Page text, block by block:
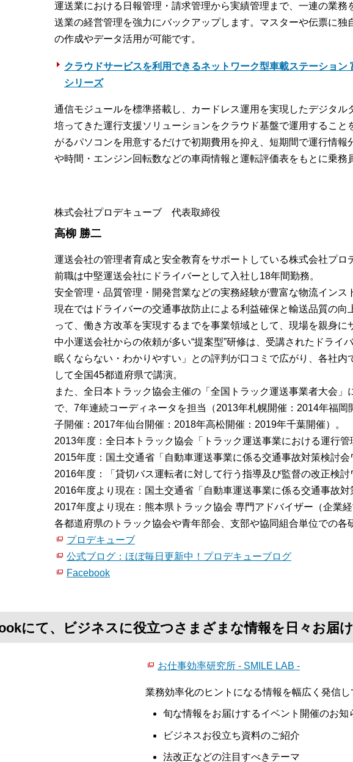
運送業における日報管理・請求管理から実績管理まで、一連の業務
送業の経営管理を強力にバックアップします。マスターや伝票に独
の作成やデータ活用が可能です。
クラウドサービスを利用できるネットワーク型車載ステーション
シリーズ
通信モジュールを標準搭載し、カードレス運用を実現したデジタル
培ってきた運行支援ソリューションをクラウド基盤で運用すること
がるパソコンを用意するだけで初期費用を抑え、短期間で運行情
や時間・エンジン回転数などの車両情報と運転評価表をもとに乗務
株式会社プロデキューブ 代表取締役
高柳 勝二
運送会社の管理者育成と安全教育をサポートしている株式会社プロ
前職は中堅運送会社にドライバーとして入社し18年間勤務。
安全管理・品質管理・開発営業などの実務経験が豊富な物流インス
現在ではドライバーの交通事故防止による利益確保と輸送品質の向
って、働き方改革を実現するまでを事業領域として、現場を親身に
中小運送会社からの依頼が多い“提案型”研修は、受講されたドライ
眠くならない・わかりやすい」との評判が口コミで広がり、各社内
して全国45都道府県で講演。
また、全日本トラック協会主催の「全国トラック運送事業者大会
で、7年連続コーディネータを担当（2013年札幌開催：2014年福
子開催：2017年仙台開催：2018年高松開催：2019年千葉開催）。
2013年度：全日本トラック協会「トラック運送事業における運行
2015年度：国土交通省「自動車運送事業に係る交通事故対策検討
2016年度：「貸切バス運転者に対して行う指導及び監督の改正検
2016年度より現在：国土交通省「自動車運送事業に係る交通事故
2017年度より現在：熊本県トラック協会 専門アドバイザー（企業
各都道府県のトラック協会や青年部会、支部や協同組合単位での各
プロデキューブ
公式ブログ：ほぼ毎日更新中！プロデキューブログ
Facebook
にて、ビジネスに役立つさまざまな情報を日々お届
お仕事効率研究所 - SMILE LAB -
業務効率化のヒントになる情報を幅広く発信
旬な情報をお届けするイベント開催のお知
ビジネスお役立ち資料のご紹介
法改正などの注目すべきテーマ